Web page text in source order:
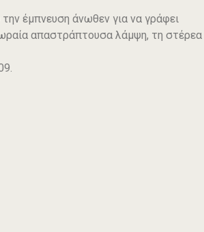
έμπνευση άνωθεν για να γράφει
απαστράπτουσα λάμψη, τη στέρεα